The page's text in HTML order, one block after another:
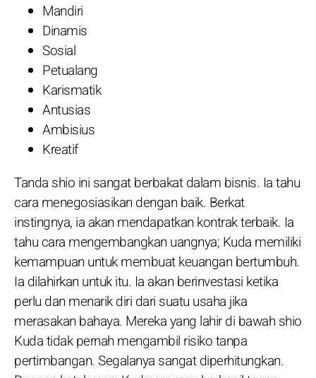
Mandiri
Dinamis
Sosial
Petualang
Karismatik
Antusias
Ambisius
Kreatif
Tanda shio ini sangat berbakat dalam bisnis. Ia tahu
cara menegosiasikan dengan baik. Berkat
instingnya, ia akan mendapatkan kontrak terbaik. Ia
tahu cara mengembangkan uangnya; Kuda memiliki
kemampuan untuk membuat keuangan bertumbuh.
Ia dilahirkan untuk itu. Ia akan berinvestasi ketika
perlu dan menarik diri dari suatu usaha jika
merasakan bahaya. Mereka yang lahir di bawah shio
Kuda tidak pernah mengambil risiko tanpa
pertimbangan. Segalanya sangat diperhitungkan.